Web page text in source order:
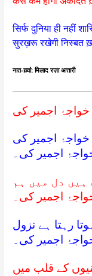
सिर्फ दुनिया ही नहीं
सुरख़रू रखेगी निस्बत
नात-ख़्वां:मिलाद रज़ा अत्तारी
اجمیر کی
اجمیر کی
اجمیر کی۔
ہیں دل میں ہم
اجمیر کی۔
رہتا ہے نزول
اجمیر کی۔
کے قلب میں